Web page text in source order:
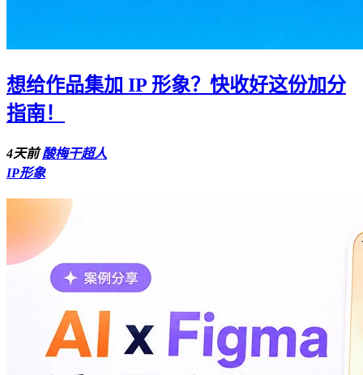
想给作品集加 IP 形象？快收好这份加分
指南！
4天前酸梅干超人
IP形象